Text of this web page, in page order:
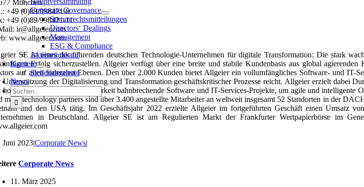
Corporate Governance
Stimmrechtsmitteilungen
Directors‘ Dealings
Management
ESG & Compliance
Aktienrückkauf
Karriere
Stellenangebote
News
Suche
nach:
München
+49 (0)89/998421-0
+49 (0)89/998421-11
ir@allgeier.com
www.allgeier.com
SE ist eines der führenden deutschen Technologie-Unternehmen für digitale Transformation: Die stark
Erfolg sicherzustellen. Allgeier verfügt über eine breite und stabile Kundenbasis aus global
auf allen föderalen Ebenen. Den über 2.000 Kunden bietet Allgeier ein vollumfängliches Software- und
Unterstützung der Digitalisierung und Transformation geschäftskritischer Prozesse reicht. Allgeier erzielt dabei
hoher Flexibilität und Skalierbarkeit bahnbrechende Software und IT-Services-Projekte, um agile und intelligente
mgm technology partners sind über 3.400 angestellte Mitarbeiter an weltweit insgesamt 52 Standorten in der
und den USA tätig. Im Geschäftsjahr 2022 erzielte Allgeier im fortgeführten Geschäft einen Umsatz
in Deutschland. Allgeier SE ist am Regulierten Markt der Frankfurter Wertpapierbörse im
Juni 2023|Corporate News|
Corporate News
11. März 2025